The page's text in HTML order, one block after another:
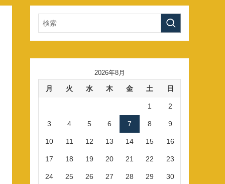
2026年8月
月 火 水 木 金 土 日
1 2
3 4 5 6 7 8 9
10 11 12 13 14 15 16
17 18 19 20 21 22 23
24 25 26 27 28 29 30